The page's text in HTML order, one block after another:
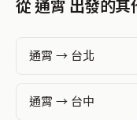
從 通霄 出發的其
通霄 → 台北
通霄 → 台中